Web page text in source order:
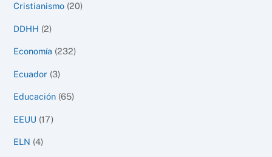
Cristianismo (20)
DDHH (2)
Economía (232)
Ecuador (3)
Educación (65)
EEUU (17)
ELN (4)